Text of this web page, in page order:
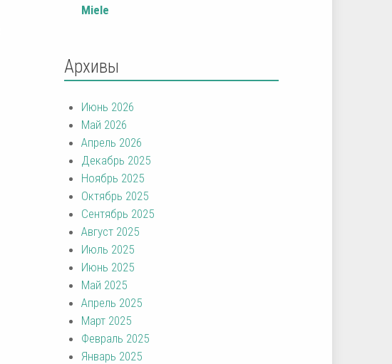
Miele
Архивы
Июнь 2026
Май 2026
Апрель 2026
Декабрь 2025
Ноябрь 2025
Октябрь 2025
Сентябрь 2025
Август 2025
Июль 2025
Июнь 2025
Май 2025
Апрель 2025
Март 2025
Февраль 2025
Январь 2025